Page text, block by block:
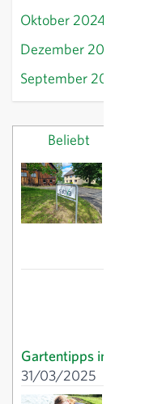
Oktober 2024
Dezember 2024
September 2024
Beliebt
Gartentipps im April:
31/03/2025